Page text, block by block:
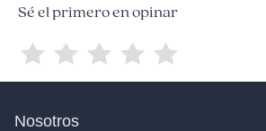
Sé el primero en opinar
Nosotros